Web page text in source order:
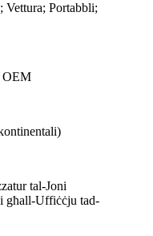
Portabbli;
OEM